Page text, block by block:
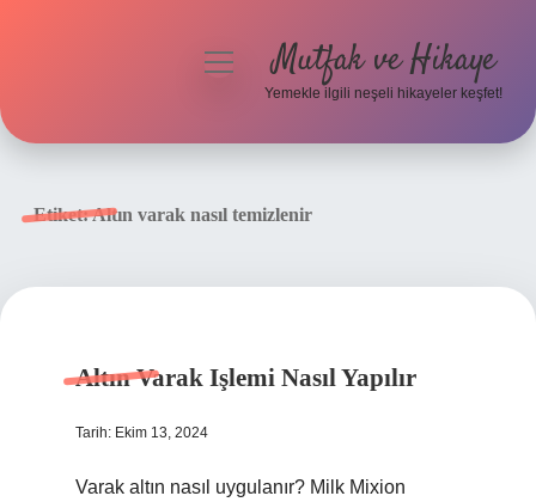
menüyüMutfak ve Hikaye
Yemekle ilgili neşeli hikayeler keşfet!
Etiket:Altın varak nasıl temizlenir
Altın Varak Işlemi Nasıl Yapılır
Tarih: Ekim 13, 2024
Varak altın nasıl uygulanır? Milk Mixion